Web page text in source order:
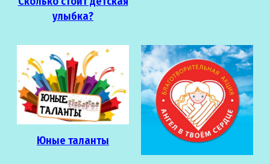
улыбка?
Юные таланты